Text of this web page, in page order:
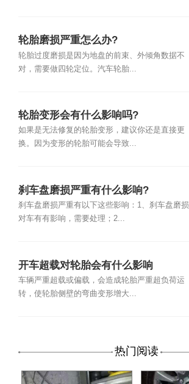
轮胎磨损严重怎么办?
轮胎过度磨损是因为地盘的前束、外倾角数据不
对，需要做四轮定位。汽车轮胎...
轮胎变形会有什么影响吗?
如果是无法修复的轮胎变形，建议你还是直接更
换。因为变形的轮胎可能会导致...
刹车盘磨损严重有什么影响?
刹车盘磨损严重有以下这些影响：1、刹车盘磨损
对车有有影响，需要处理；2...
开车超载对轮胎会有什么影响
车辆严重超载或偏载，会造成轮胎严重超负荷运
转，使轮胎侧壁的弯曲变形增大...
热门阅读